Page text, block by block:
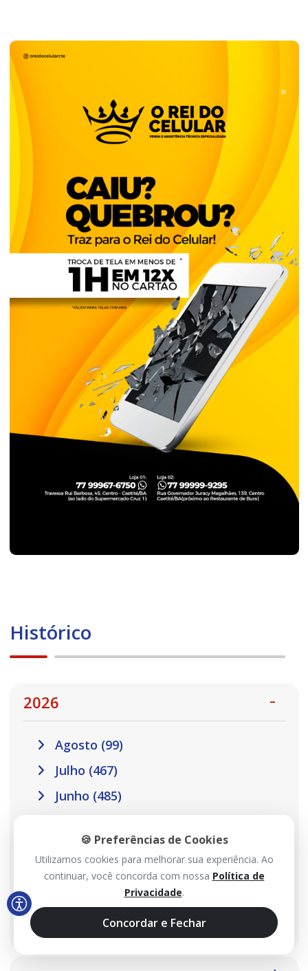
Histórico
2026
Agosto (99)
Julho (467)
Junho (485)
Abril (457)
Março (410)
Fevereiro (301)
Janeiro (302)
🍪 Preferências de Cookies
Utilizamos cookies para melhorar sua experiência. Ao
continuar, você concorda com nossa Política de
Privacidade.
Concordar e Fechar